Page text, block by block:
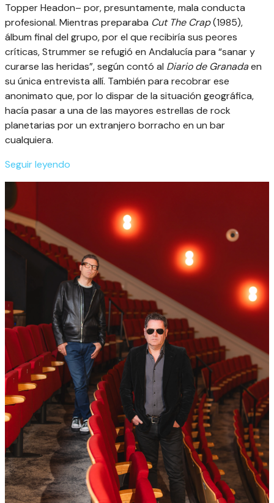
Topper Headon– por, presuntamente, mala conducta
profesional. Mientras preparaba Cut The Crap(1985),
álbum final del grupo, por el que recibiría sus peores
críticas, Strummer se refugió en Andalucía para “sanar y
curarse las heridas”, según contó al Diario de Granadaen
su única entrevista allí. También para recobrar ese
anonimato que, por lo dispar de la situación geográfica,
hacía pasar a una de las mayores estrellas de rock
planetarias por un extranjero borracho en un bar
cualquiera.
Seguir leyendo